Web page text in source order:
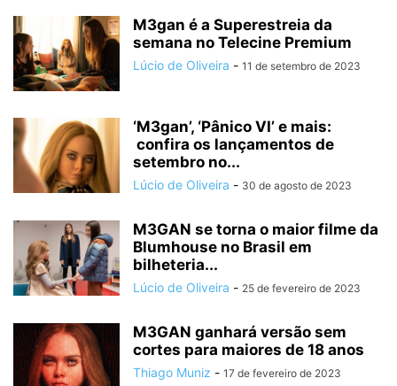
M3gan é a Superestreia da
semana no Telecine Premium
Lúcio de Oliveira - 11 de setembro de 2023
‘M3gan’, ‘Pânico VI’ e mais:
confira os lançamentos de
setembro no...
Lúcio de Oliveira - 30 de agosto de 2023
M3GAN se torna o maior filme da
Blumhouse no Brasil em
bilheteria...
Lúcio de Oliveira - 25 de fevereiro de 2023
M3GAN ganhará versão sem
cortes para maiores de 18 anos
Thiago Muniz - 17 de fevereiro de 2023